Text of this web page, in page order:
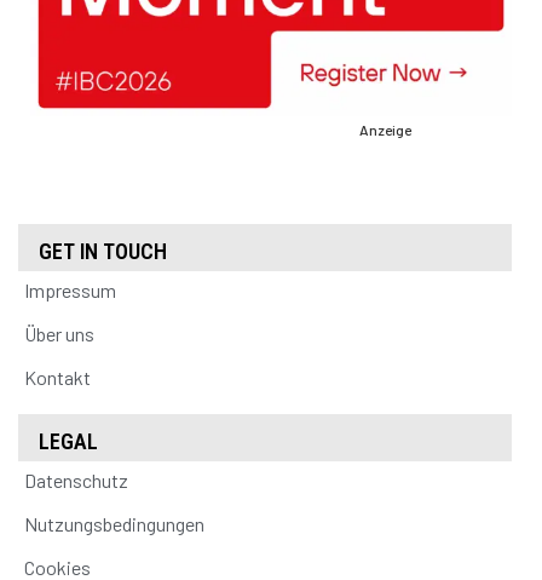
Anzeige
GET IN TOUCH
Impressum
Über uns
Kontakt
LEGAL
Datenschutz
Nutzungsbedingungen
Cookies